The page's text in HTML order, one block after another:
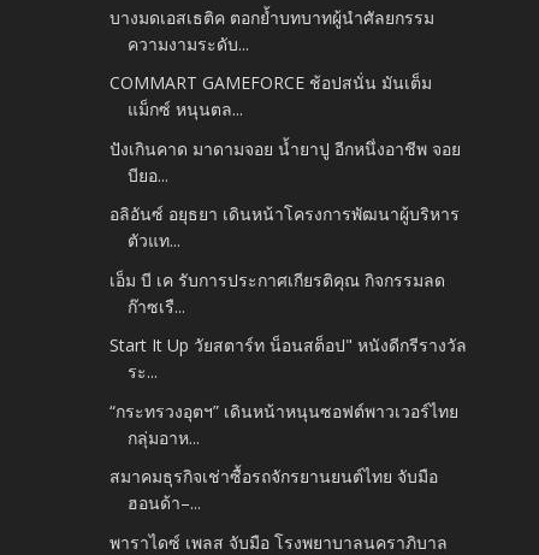
บางมดเอสเธติค ตอกย้ำบทบาทผู้นำศัลยกรรม
ความงามระดับ...
COMMART GAMEFORCE ช้อปสนั่น มันเต็ม
แม็กซ์ หนุนตล...
ปังเกินคาด มาดามจอย น้ำยาปู อีกหนึ่งอาชีพ จอย
บียอ...
อลิอันซ์ อยุธยา เดินหน้าโครงการพัฒนาผู้บริหาร
ตัวแท...
เอ็ม บี เค รับการประกาศเกียรติคุณ กิจกรรมลด
ก๊าซเรื...
Start It Up วัยสตาร์ท น็อนสต็อป" หนังดีกรีรางวัล
ระ...
“กระทรวงอุตฯ” เดินหน้าหนุนซอฟต์พาวเวอร์ไทย
กลุ่มอาห...
สมาคมธุรกิจเช่าซื้อรถจักรยานยนต์ไทย จับมือ
ฮอนด้า–...
พาราไดซ์ เพลส จับมือ โรงพยาบาลนคราภิบาล